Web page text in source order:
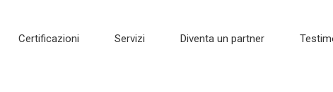
Certificazioni Servizi Diventa un partner